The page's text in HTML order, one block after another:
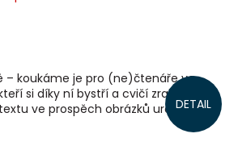
DETAIL
– koukáme je pro (ne)čtenáře ve
si díky ní bystří a cvičí zrak.
ve prospěch obrázků určených k